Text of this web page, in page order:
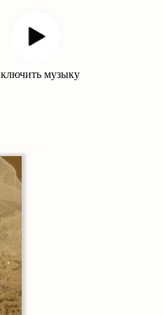
музыку